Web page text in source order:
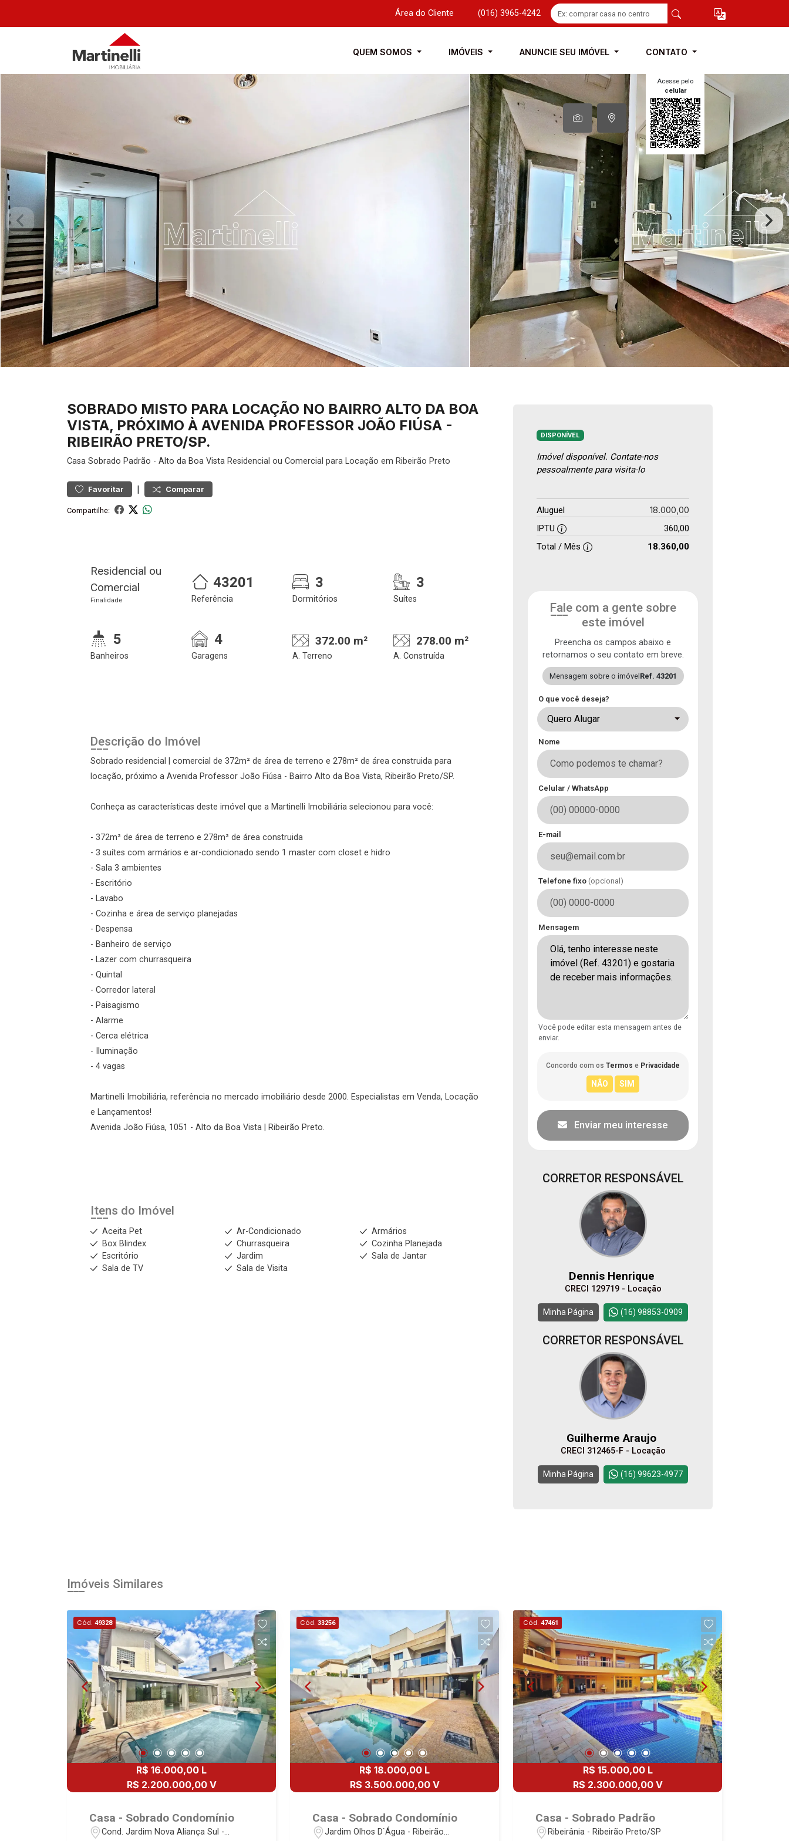
Área do Cliente (016) 3965-4242
QUEM SOMOS IMÓVEIS ANUNCIE SEU IMÓVEL CONTATO
Acesse pelo
celular
SOBRADO MISTO PARA LOCAÇÃO NO BAIRRO ALTO DA BOA
VISTA, PRÓXIMO À AVENIDA PROFESSOR JOÃO FIÚSA -
RIBEIRÃO PRETO/SP.
Casa Sobrado Padrão - Alto da Boa Vista Residencial ou Comercial para Locação em Ribeirão Preto
Favoritar | Comparar
Compartilhe:
Residencial ou
Comercial
Finalidade
43201
Referência
3
Dormitórios
3
Suítes
5
Banheiros
4
Garagens
372.00 m²
A. Terreno
278.00 m²
A. Construída
Descrição do Imóvel
Sobrado residencial | comercial de 372m² de área de terreno e 278m² de área construida para
locação, próximo a Avenida Professor João Fiúsa - Bairro Alto da Boa Vista, Ribeirão Preto/SP.
Conheça as características deste imóvel que a Martinelli Imobiliária selecionou para você:
- 372m² de área de terreno e 278m² de área construida
- 3 suítes com armários e ar-condicionado sendo 1 master com closet e hidro
- Sala 3 ambientes
- Escritório
- Lavabo
- Cozinha e área de serviço planejadas
- Despensa
- Banheiro de serviço
- Lazer com churrasqueira
- Quintal
- Corredor lateral
- Paisagismo
- Alarme
- Cerca elétrica
- Iluminação
- 4 vagas
Martinelli Imobiliária, referência no mercado imobiliário desde 2000. Especialistas em Venda, Locação
e Lançamentos!
Avenida João Fiúsa, 1051 - Alto da Boa Vista | Ribeirão Preto.
Itens do Imóvel
Aceita Pet Ar-Condicionado
Armários
Box Blindex
Churrasqueira
Cozinha Planejada
Escritório
Jardim
Sala de Jantar
Sala de TV
Sala de Visita
DISPONÍVEL
Imóvel disponível. Contate-nos
pessoalmente para visita-lo
Aluguel 18.000,00
IPTU
360,00
Total / Mês
18.360,00
Fale com a gente sobre
este imóvel
Preencha os campos abaixo e
retornamos o seu contato em breve.
Mensagem sobre o imóvel Ref. 43201
O que você deseja?
Quero Alugar
Nome
Celular / WhatsApp
E-mail
Telefone fixo (opcional)
Mensagem
Você pode editar esta mensagem antes de
enviar.
Concordo com os Termos e Privacidade
Enviar meu interesse
CORRETOR RESPONSÁVEL
Dennis Henrique
CRECI 129719 - Locação
Minha Página (16) 98853-0909
CORRETOR RESPONSÁVEL
Guilherme Araujo
CRECI 312465-F - Locação
Minha Página (16) 99623-4977
Imóveis Similares
Cód. 49328
R$ 16.000,00 L
R$ 2.200.000,00 V
Casa - Sobrado Condomínio
Cond. Jardim Nova Aliança Sul -
Cód. 33256
R$ 18.000,00 L
R$ 3.500.000,00 V
Casa - Sobrado Condomínio
Jardim Olhos D`Água - Ribeirão
Cód. 47461
R$ 15.000,00 L
R$ 2.300.000,00 V
Casa - Sobrado Padrão
Ribeirânia - Ribeirão Preto/SP